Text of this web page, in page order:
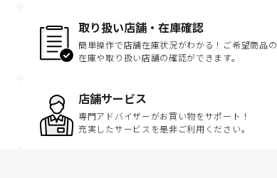
取り扱い店舗・在庫確認
簡単操作で店舗在庫状況がわかる！ご希望商品の
在庫や取り扱い店舗の確認ができます。
店舗サービス
専門アドバイザーがお買い物をサポート！
充実したサービスを是非ご利用ください。